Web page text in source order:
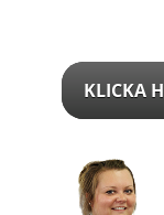
KLICKA